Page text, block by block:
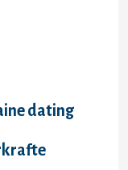
dating